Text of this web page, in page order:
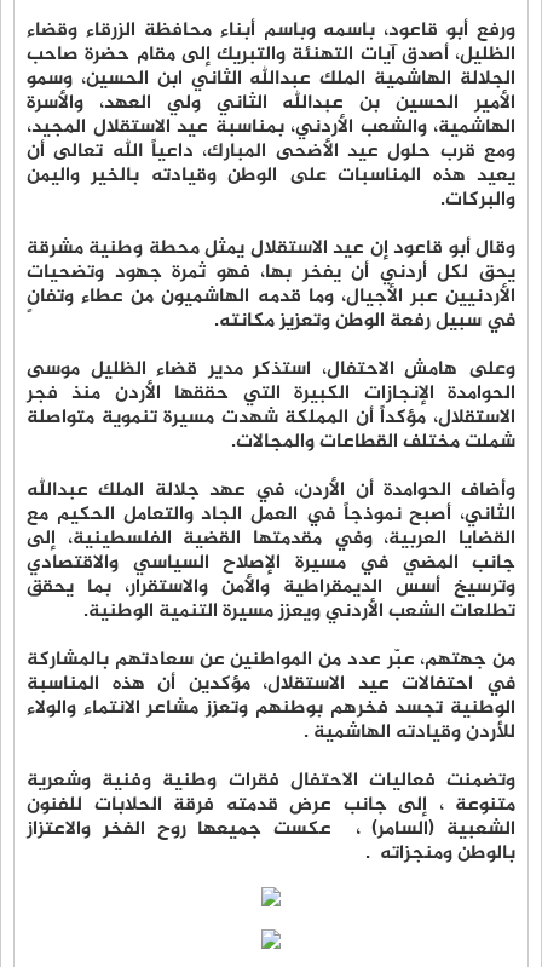
ورفع أبو قاعود، باسمه وباسم أبناء محافظة الزرقاء وقضاء
الظليل، أصدق آيات التهنئة والتبريك إلى مقام حضرة صاحب
الجلالة الهاشمية الملك عبدالله الثاني ابن الحسين، وسمو
الأمير الحسين بن عبدالله الثاني ولي العهد، والأسرة
الهاشمية، والشعب الأردني، بمناسبة عيد الاستقلال المجيد،
ومع قرب حلول عيد الأضحى المبارك، داعياً الله تعالى أن
يعيد هذه المناسبات على الوطن وقيادته بالخير واليمن
والبركات.
وقال أبو قاعود إن عيد الاستقلال يمثل محطة وطنية مشرقة
يحق لكل أردني أن يفخر بها، فهو ثمرة جهود وتضحيات
الأردنيين عبر الأجيال، وما قدمه الهاشميون من عطاء وتفانٍ
في سبيل رفعة الوطن وتعزيز مكانته.
وعلى هامش الاحتفال، استذكر مدير قضاء الظليل موسى
الحوامدة الإنجازات الكبيرة التي حققها الأردن منذ فجر
الاستقلال، مؤكداً أن المملكة شهدت مسيرة تنموية متواصلة
شملت مختلف القطاعات والمجالات.
وأضاف الحوامدة أن الأردن، في عهد جلالة الملك عبدالله
الثاني، أصبح نموذجاً في العمل الجاد والتعامل الحكيم مع
القضايا العربية، وفي مقدمتها القضية الفلسطينية، إلى
جانب المضي في مسيرة الإصلاح السياسي والاقتصادي
وترسيخ أسس الديمقراطية والأمن والاستقرار، بما يحقق
تطلعات الشعب الأردني ويعزز مسيرة التنمية الوطنية.
من جهتهم، عبّر عدد من المواطنين عن سعادتهم بالمشاركة
في احتفالات عيد الاستقلال، مؤكدين أن هذه المناسبة
الوطنية تجسد فخرهم بوطنهم وتعزز مشاعر الانتماء والولاء
للأردن وقيادته الهاشمية .
وتضمنت فعاليات الاحتفال فقرات وطنية وفنية وشعرية
متنوعة ، إلى جانب عرض قدمته فرقة الحلابات للفنون
الشعبية (السامر) ، عكست جميعها روح الفخر والاعتزاز
بالوطن ومنجزاته .